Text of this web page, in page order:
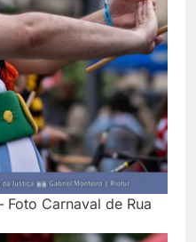
Carnaval de Rua